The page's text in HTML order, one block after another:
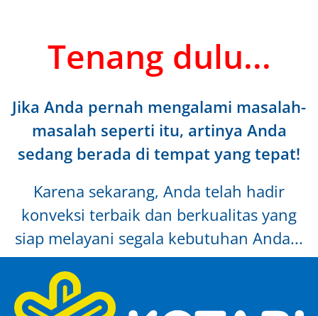
Tenang dulu...
Jika Anda pernah mengalami masalah-
masalah seperti itu, artinya Anda
sedang berada di tempat yang tepat!
Karena sekarang, Anda telah hadir
konveksi terbaik dan berkualitas yang
siap melayani segala kebutuhan Anda...